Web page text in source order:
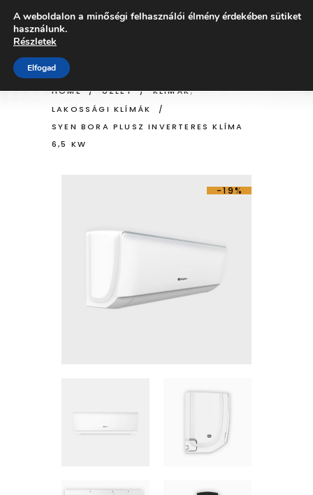
ÜZLET
HOME/ÜZLET/KLÍMÁK,
LAKOSSÁGI KLÍMÁK
/
SYEN BORA PLUSZ INVERTERES KLÍMA
6,5 KW
-19%
A weboldalon a minőségi felhasználói élmény érdekében sütiket
használunk.
Részletek
Elfogad